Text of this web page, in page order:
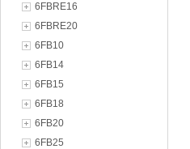
6FBRE16
6FBRE20
6FB10
6FB14
6FB15
6FB18
6FB20
6FB25